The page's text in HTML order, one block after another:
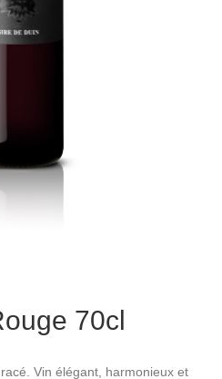
70cl
Vin élégant, harmonieux et